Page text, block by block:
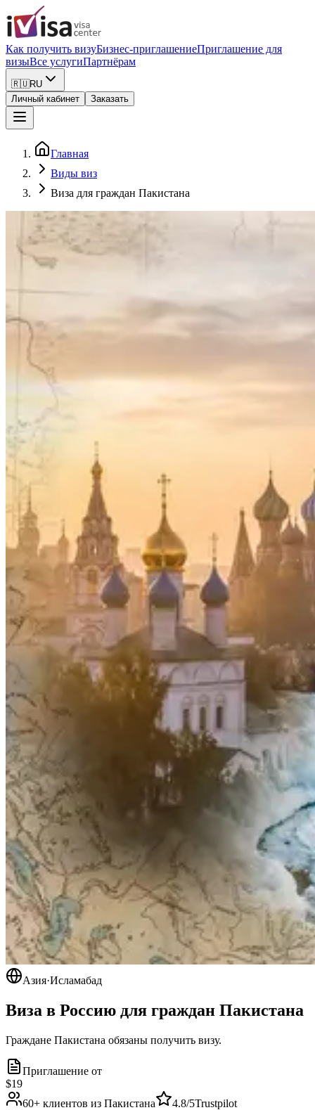
Как получить визуБизнес-приглашениеПриглашение для
визыВсе услугиПартнёрам
🇷🇺RU
Личный кабинет
Заказать
Главная
Виды виз
Виза для граждан Пакистана
Азия·Исламабад
Виза в Россию для граждан Пакистана
Граждане Пакистана обязаны получить визу.
Приглашение от
$19
60+ клиентов из Пакистана 4.8/5Trustpilot